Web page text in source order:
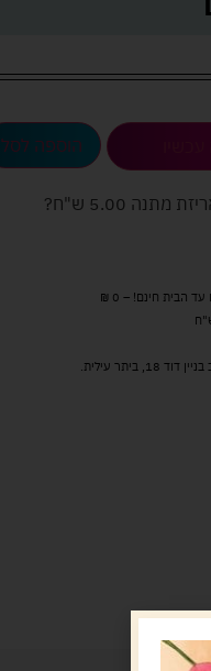
הוספה לסל
מתנה 5.00 ש"ח ?
ביתר עילית.